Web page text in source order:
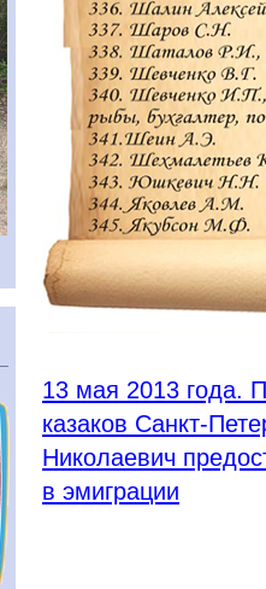
13 мая 2013 года.
казаков Санкт-
Николаевич
в эмиграции